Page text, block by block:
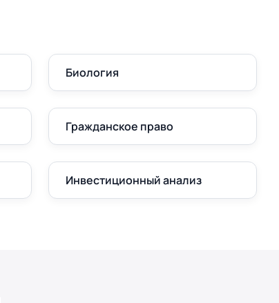
Биология
Гражданское право
Инвестиционный анализ